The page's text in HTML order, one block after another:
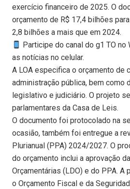
exercício financeiro de 2025. O
orçamento de R$ 17,4 bilhões
2,8 bilhões a mais que em 2024.
Participe do canal do g1 TO no
as notícias no celular.
A LOA especifica o orçamento de
administração pública, bem como
legislativo e judiciário. O projeto
parlamentares da Casa de Leis.
O documento foi protocolado na
ocasião, também foi entregue a
Plurianual (PPA) 2024/2027. O
do orçamento inclui a aprovação
Orçamentárias (LDO) e do PPA. A
o Orçamento Fiscal e da